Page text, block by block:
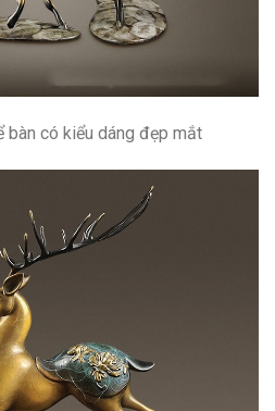
bàn có kiểu dáng đẹp mắt